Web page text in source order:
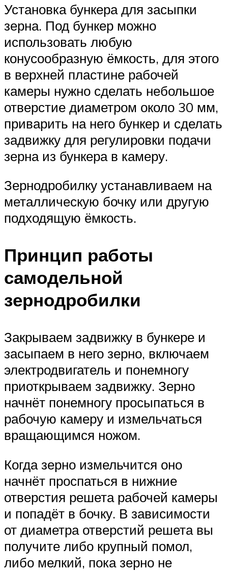
Установка бункера для засыпки
зерна. Под бункер можно
использовать любую
конусообразную ёмкость, для этого
в верхней пластине рабочей
камеры нужно сделать небольшое
отверстие диаметром около 30 мм,
приварить на него бункер и сделать
задвижку для регулировки подачи
зерна из бункера в камеру.
Зернодробилку устанавливаем на
металлическую бочку или другую
подходящую ёмкость.
Принцип работы
самодельной
зернодробилки
Закрываем задвижку в бункере и
засыпаем в него зерно, включаем
электродвигатель и понемногу
приоткрываем задвижку. Зерно
начнёт понемногу просыпаться в
рабочую камеру и измельчаться
вращающимся ножом.
Когда зерно измельчится оно
начнёт проспаться в нижние
отверстия решета рабочей камеры
и попадёт в бочку. В зависимости
от диаметра отверстий решета вы
получите либо крупный помол,
либо мелкий, пока зерно не